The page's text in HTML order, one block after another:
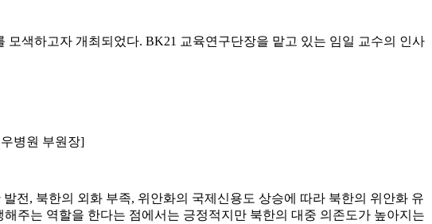
색하고자 개최되었다. BK21 교육연구단장을 맡고 있는 임일 교수의 인사
병원 부원장]
전, 북한의 외화 부족, 위안화의 국제신용도 상승에 따라 북한의 위안화 유
주는 역할을 한다는 점에서는 긍정적지만 북한의 대중 의존도가 높아지는